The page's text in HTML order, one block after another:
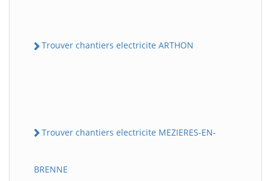
Trouver chantiers electricite ARTHON
Trouver chantiers electricite MEZIERES-EN-
BRENNE